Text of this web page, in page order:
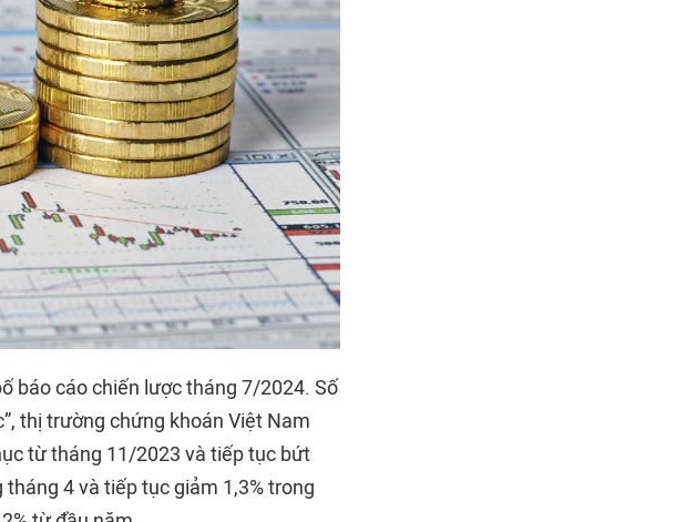
báo cáo chiến lược tháng 7/2024. Số
thị trường chứng khoán Việt Nam
từ tháng 11/2023 và tiếp tục bứt
4 và tiếp tục giảm 1,3% trong